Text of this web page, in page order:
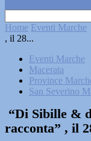
Home Eventi Marche
, il 28...
Eventi Marche
Macerata
Province
San Severino
“Di Sibille &
racconta” , il